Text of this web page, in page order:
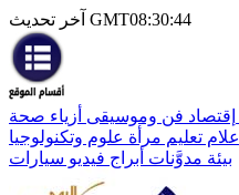
آخر تحديث GMT08:30:44
إقتصاد فن وموسيقى أزياء صحة
إعلام تعليم مرأة علوم وتكنولوجيا
بيئة مدوَّنات أبراج فيديو سيارات